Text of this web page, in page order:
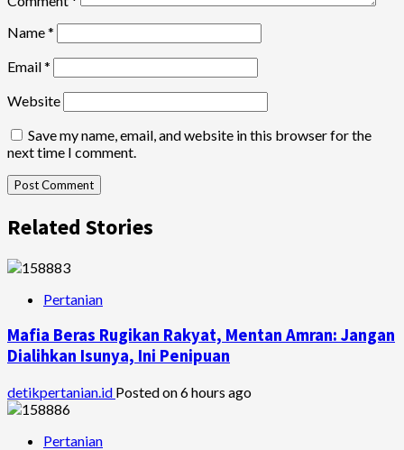
Name*
Email*
Website
Save my name, email, and website in this browser for the
next time I comment.
Related Stories
Pertanian
Mafia Beras Rugikan Rakyat, Mentan Amran: Jangan
Dialihkan Isunya, Ini Penipuan
detikpertanian.id Posted on 6 hours ago
Pertanian